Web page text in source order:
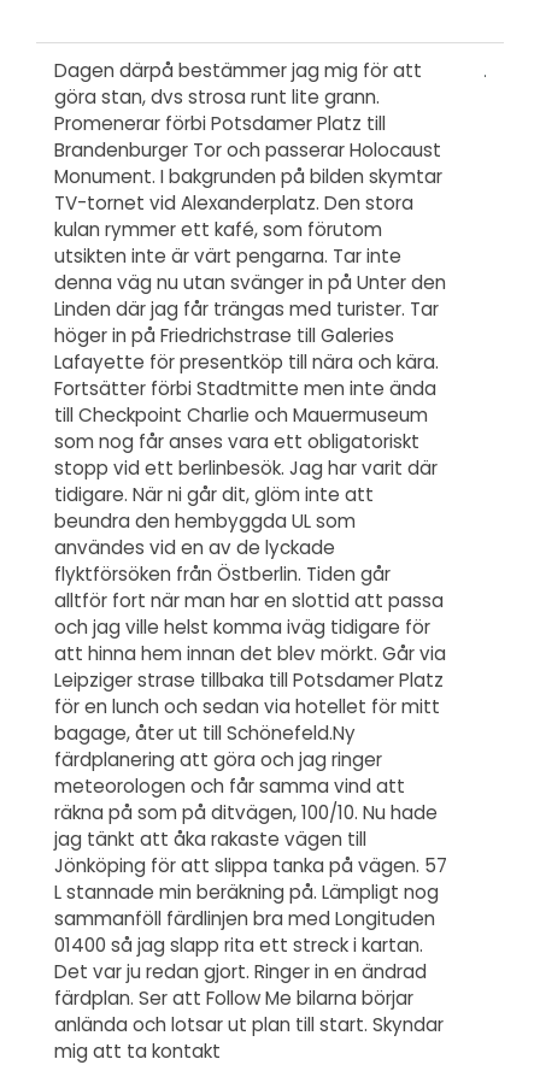
Dagen därpå bestämmer jag mig för att
göra stan, dvs strosa runt lite grann.
Promenerar förbi Potsdamer Platz till
Brandenburger Tor och passerar Holocaust
Monument. I bakgrunden på bilden skymtar
TV-tornet vid Alexanderplatz. Den stora
kulan rymmer ett kafé, som förutom
utsikten inte är värt pengarna. Tar inte
denna väg nu utan svänger in på Unter den
Linden där jag får trängas med turister. Tar
höger in på Friedrichstrase till Galeries
Lafayette för presentköp till nära och kära.
Fortsätter förbi Stadtmitte men inte ända
till Checkpoint Charlie och Mauermuseum
som nog får anses vara ett obligatoriskt
stopp vid ett berlinbesök. Jag har varit där
tidigare. När ni går dit, glöm inte att
beundra den hembyggda UL som
användes vid en av de lyckade
flyktförsöken från Östberlin. Tiden går
alltför fort när man har en slottid att passa
och jag ville helst komma iväg tidigare för
att hinna hem innan det blev mörkt. Går via
Leipziger strase tillbaka till Potsdamer Platz
för en lunch och sedan via hotellet för mitt
bagage, åter ut till Schönefeld.Ny
färdplanering att göra och jag ringer
meteorologen och får samma vind att
räkna på som på ditvägen, 100/10. Nu hade
jag tänkt att åka rakaste vägen till
Jönköping för att slippa tanka på vägen. 57
L stannade min beräkning på. Lämpligt nog
sammanföll färdlinjen bra med Longituden
01400 så jag slapp rita ett streck i kartan.
Det var ju redan gjort. Ringer in en ändrad
färdplan. Ser att Follow Me bilarna börjar
anlända och lotsar ut plan till start. Skyndar
mig att ta kontakt